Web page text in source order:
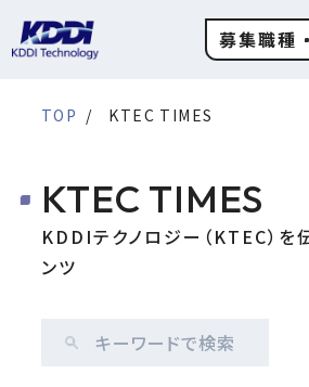
募集職種
TOP KTEC TIMES
KTEC TIMES
KDDIテクノロジー（KTEC）を
ンツ